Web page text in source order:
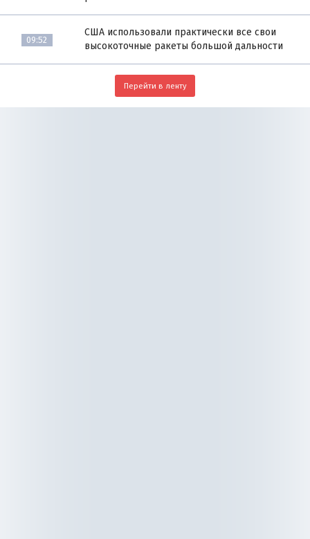
09:52
США использовали практически все свои
высокоточные ракеты большой дальности
Перейти в ленту